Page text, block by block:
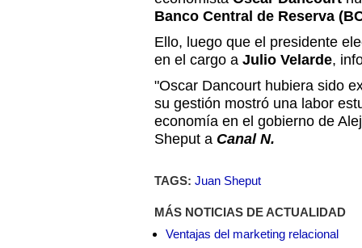
Banco Central de Reserva
Ello, luego que el presidente
en el cargo a Julio Velarde,
"Oscar Dancourt hubiera sido
su gestión mostró una labor
economía en el gobierno de
Sheput a Canal N.
TAGS: Juan Sheput
MÁS NOTICIAS DE ACTUALIDAD
Ventajas del marketing relacional